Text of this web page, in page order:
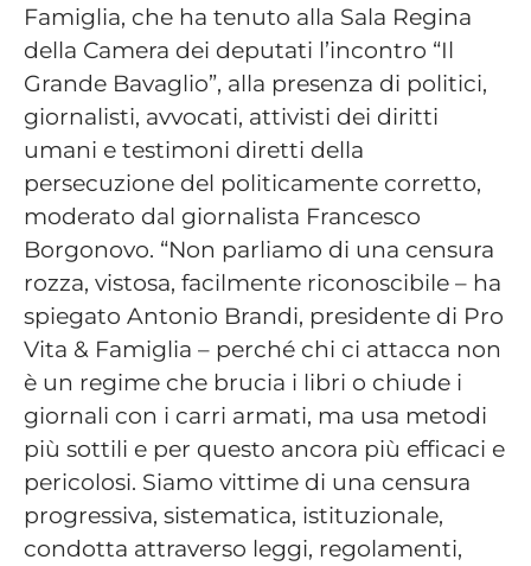
Famiglia, che ha tenuto alla Sala Regina
della Camera dei deputati l’incontro “Il
Grande Bavaglio”, alla presenza di politici,
giornalisti, avvocati, attivisti dei diritti
umani e testimoni diretti della
persecuzione del politicamente corretto,
moderato dal giornalista Francesco
Borgonovo. “Non parliamo di una censura
rozza, vistosa, facilmente riconoscibile – ha
spiegato Antonio Brandi, presidente di Pro
Vita & Famiglia – perché chi ci attacca non
è un regime che brucia i libri o chiude i
giornali con i carri armati, ma usa metodi
più sottili e per questo ancora più efficaci e
pericolosi. Siamo vittime di una censura
progressiva, sistematica, istituzionale,
condotta attraverso leggi, regolamenti,